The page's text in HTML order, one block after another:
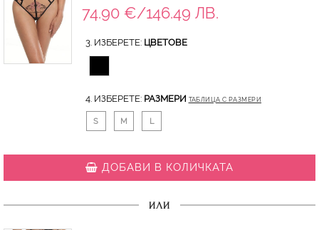
74.90 €/146.49 ЛВ.
3. ИЗБЕРЕТЕ: ЦВЕТОВЕ
4. ИЗБЕРЕТЕ: РАЗМЕРИ ТАБЛИЦА С РАЗМЕРИ
S M L
ДОБАВИ В КОЛИЧКАТА
ИЛИ